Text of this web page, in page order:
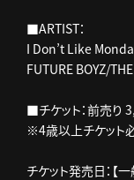
■ARTIST：
I Don’t Like
FUTURE BOYZ/
■チケット：前売り
※4歳以上チケット
チケット発売日：【